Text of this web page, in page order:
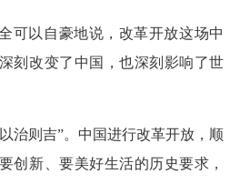
可以自豪地说，改革开放这场中
刻改变了中国，也深刻影响了世
治则吉”。中国进行改革开放，顺
创新、要美好生活的历史要求，